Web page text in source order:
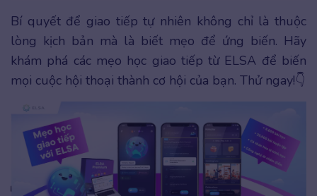
Bí quyết để giao tiếp tự nhiên không chỉ là thuộc
lòng kịch bản mà là biết mẹo để ứng biến. Hãy
khám phá các mẹo học giao tiếp từ ELSA để biến
mọi cuộc hội thoại thành cơ hội của bạn. Thử ngay!👇